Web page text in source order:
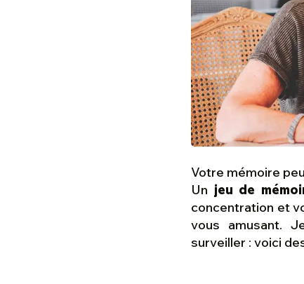
Votre mémoire
Un jeu de
concentration et
vous amusant.
surveiller : voici